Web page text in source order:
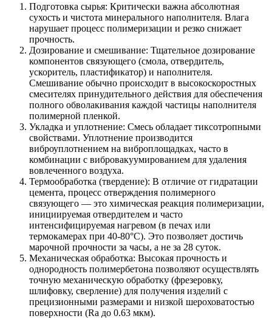
Подготовка сырья: Критически важна абсолютная
сухость и чистота минерального наполнителя. Влага
нарушает процесс полимеризации и резко снижает
прочность.
Дозирование и смешивание: Тщательное дозирование
компонентов связующего (смола, отвердитель,
ускоритель, пластификатор) и наполнителя.
Смешивание обычно происходит в высокоскоростных
смесителях принудительного действия для обеспечения
полного обволакивания каждой частицы наполнителя
полимерной пленкой.
Укладка и уплотнение: Смесь обладает тиксотропными
свойствами. Уплотнение производится
виброуплотнением на виброплощадках, часто в
комбинации с вибровакуумированием для удаления
вовлеченного воздуха.
Термообработка (твердение): В отличие от гидратации
цемента, процесс отверждения полимерного
связующего — это химическая реакция полимеризации,
инициируемая отвердителем и часто
интенсифицируемая нагревом (в печах или
термокамерах при 40-80°C). Это позволяет достичь
марочной прочности за часы, а не за 28 суток.
Механическая обработка: Высокая прочность и
однородность полимербетона позволяют осуществлять
точную механическую обработку (фрезеровку,
шлифовку, сверление) для получения изделий с
прецизионными размерами и низкой шероховатостью
поверхности (Ra до 0.63 мкм).